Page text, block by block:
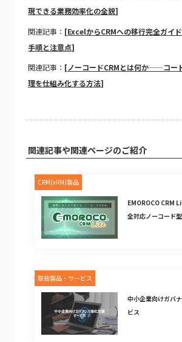
現できる業務効率化の全貌]
関連記事： [ExcelからCRMへの移行完全ガイ
手順と注意点]
関連記事： [ノーコードCRMとは何か——コー
理を仕組み化する方法]
関連記事や関連ページのご紹介
CRM(xRM)製品
EMOROCO CRM
全対応ノーコード
取扱製品・サービス
中小企業向けガバ
ビス